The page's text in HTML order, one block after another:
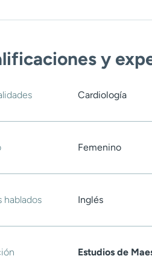
y
Cardiología
Femenino
hablados Inglés
Estudios de